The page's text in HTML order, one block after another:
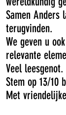
Samen Anders
terugvinden.
We geven u
relevante
Veel leesgenot.
Stem op 13/10
Met